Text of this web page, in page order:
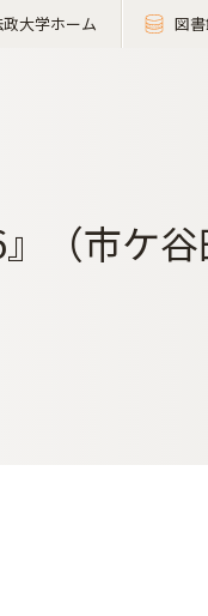
政大学ホーム 図
（市ケ谷